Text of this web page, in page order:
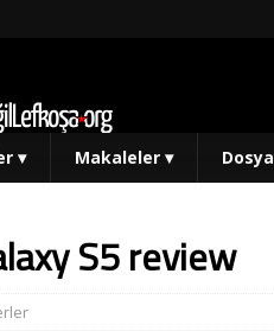
▾ Makaleler ▾ Dosya
S5 review